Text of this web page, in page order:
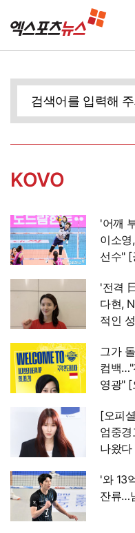
KOVO
'어깨
이소
선수" [
'전격
다현,
적인
그가
컴백…"
영광" [
[오피
엄중
나왔다
'와 13
잔류…